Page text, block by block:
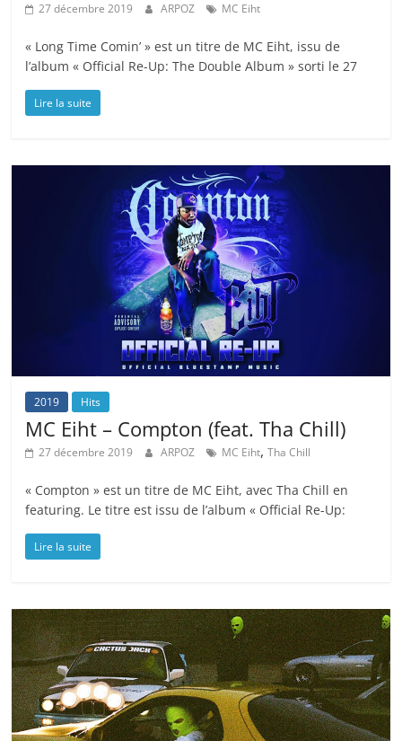
27 décembre 2019 ARPOZ MC Eiht
« Long Time Comin’ » est un titre de MC Eiht, issu de
l’album « Official Re-Up: The Double Album » sorti le 27
Lire la suite
2019 Hits
MC Eiht – Compton (feat. Tha Chill)
27 décembre 2019 ARPOZ MC Eiht,Tha Chill
« Compton » est un titre de MC Eiht, avec Tha Chill en
featuring. Le titre est issu de l’album « Official Re-Up:
Lire la suite